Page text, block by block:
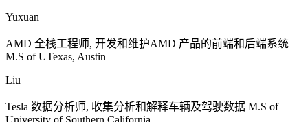
Yuxuan
AMD 全栈工程师, 开发和维护AMD 产品的前端和后端系统
M.S of UTexas, Austin
Liu
Tesla 数据分析师, 收集分析和解释车辆及驾驶数据 M.S of
University of Southern California